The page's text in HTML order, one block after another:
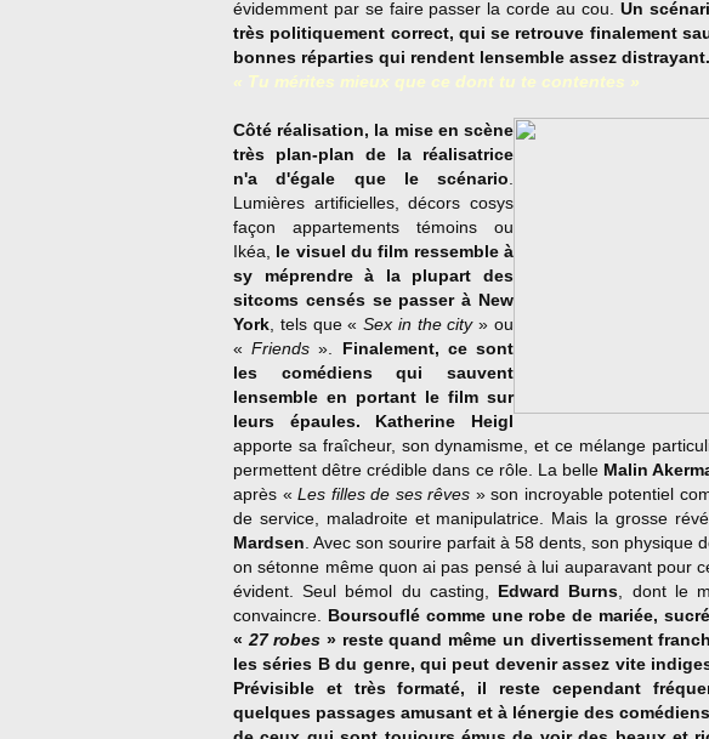
évidemment par se faire passer la corde au cou. Un
très politiquement correct, qui se retrouve finalement
bonnes réparties qui rendent lensemble assez distrayant.
« Tu mérites mieux que ce dont tu te contentes »
Côté réalisation, la mise en scène
très plan-plan de la réalisatrice
n'a d'égale que le scénario
Lumières artificielles, décors cosys
façon appartements témoins ou
Ikéa,
le visuel du film ressemble à
sy méprendre à la plupart des
sitcoms censés se passer à New
York , tels que «Sex in the city» ou
«Friends ». Finalement, ce sont
les comédiens qui sauvent
lensemble en portant le film sur
leurs épaules. Katherine Heigl
apporte sa fraîcheur, son dynamisme, et ce mélange
permettent dêtre crédible dans ce rôle. La belle Malin
après « Les filles de ses rêves » son incroyable potentiel
de service, maladroite et manipulatrice. Mais la grosse
Mardsen . Avec son sourire parfait à 58 dents, son physique
on sétonne même quon ai pas pensé à lui auparavant pour
évident. Seul bémol du casting, Edward Burns , dont le
convaincre. Boursouflé comme une robe de mariée,
« 27 robes » reste quand même un divertissement
les séries B du genre, qui peut devenir assez vite
Prévisible et très formaté, il reste cependant
quelques passages amusant et à lénergie des